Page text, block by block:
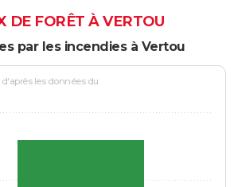
DE FORÊT À VERTOU
par les incendies à Vertou
les données du